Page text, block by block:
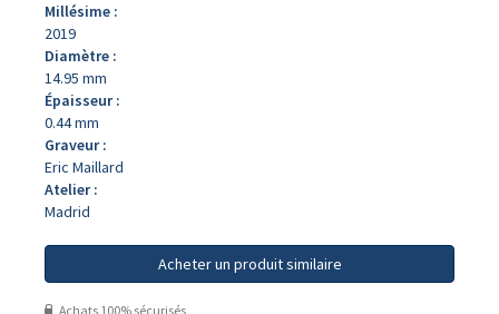
Millésime :
2019
Diamètre :
14.95 mm
Épaisseur :
0.44 mm
Graveur :
Eric Maillard
Atelier :
Madrid
Acheter un produit similaire
Achats 100% sécurisés